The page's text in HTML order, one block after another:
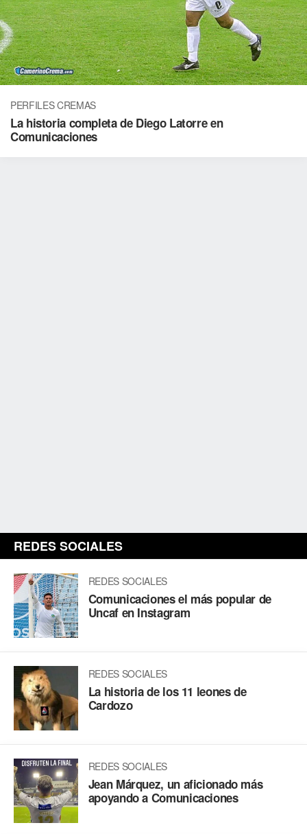
PERFILES CREMAS
La historia completa de Diego Latorre en
Comunicaciones
REDES SOCIALES
REDES SOCIALES
Comunicaciones el más popular de
Uncaf en Instagram
REDES SOCIALES
La historia de los 11 leones de
Cardozo
REDES SOCIALES
Jean Márquez, un aficionado más
apoyando a Comunicaciones